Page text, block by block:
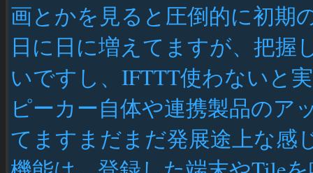
画とかを見ると圧倒的に初期
日に日に増えてますが、把握
いですし、IFTTT使わないと
ピーカー自体や連携製品のア
てますまだまだ発展途上な感